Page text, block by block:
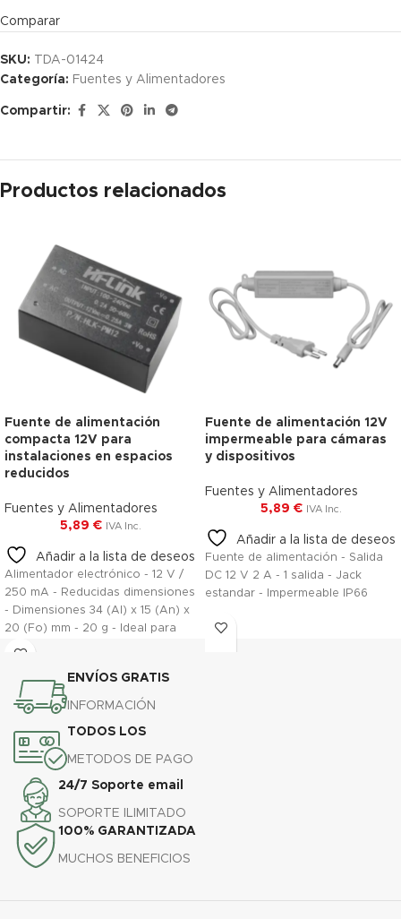
Comparar
SKU:
TDA-01424
Categoría: Fuentes y Alimentadores
Compartir:
Productos relacionados
Fuente de alimentación
compacta 12V para
instalaciones en espacios
reducidos
Fuentes y Alimentadores
5,89 € IVA Inc.
Añadir a la lista de deseos
Alimentador electrónico - 12 V /
250 mA - Reducidas dimensiones
- Dimensiones 34 (Al) x 15 (An) x
20 (Fo) mm - 20 g - Ideal para
instalaciones con espacio
Fuente de alimentación 12V
impermeable para cámaras
y dispositivos
Fuentes y Alimentadores
5,89 € IVA Inc.
Añadir a la lista de deseos
Fuente de alimentación - Salida
DC 12 V 2 A - 1 salida - Jack
estandar - Impermeable IP66
ENVÍOS GRATIS
INFORMACIÓN
TODOS LOS
METODOS DE PAGO
24/7 Soporte email
SOPORTE ILIMITADO
100% GARANTIZADA
MUCHOS BENEFICIOS